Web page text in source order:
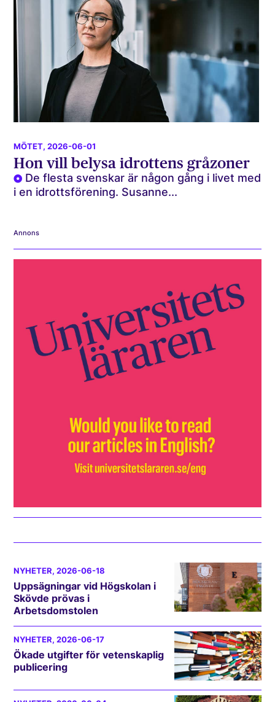
MÖTET, 2026-06-01
Hon vill belysa idrottens gråzoner
De flesta svenskar är någon gång i livet med
i en idrottsförening. Susanne...
Annons
NYHETER, 2026-06-18
Uppsägningar vid Högskolan i
Skövde prövas i
Arbetsdomstolen
NYHETER, 2026-06-17
Ökade utgifter för vetenskaplig
publicering